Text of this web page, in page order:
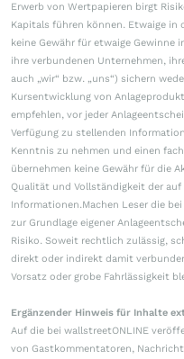
Erwerb von Wertpapieren birgt
Kapitals führen können. Etwaige in
keine Gewähr für etwaige Gewinne
ihre verbundenen Unternehmen,
auch „wir“ bzw. „uns“) sichern
Kursentwicklung von
empfehlen, vor jeder
Verfügung zu stellenden
Kenntnis zu nehmen und einen
übernehmen keine Gewähr für die
Qualität und Vollständigkeit der auf
Informationen.Machen Leser die
zur Grundlage eigener
Risiko. Soweit rechtlich zulässig,
direkt oder indirekt damit
Vorsatz oder grobe Fahrlässigkeit
Ergänzender Hinweis für Inhalte
Auf die bei wallstreetONLINE
von Gastkommentatoren,